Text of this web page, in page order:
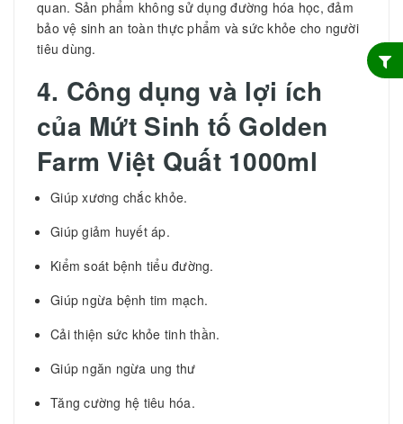
quan. Sản phẩm không sử dụng đường hóa học, đảm
bảo vệ sinh an toàn thực phẩm và sức khỏe cho người
tiêu dùng.
4. Công dụng và lợi ích
của Mứt Sinh tố Golden
Farm Việt Quất 1000ml
Giúp xương chắc khỏe.
Giúp giảm huyết áp.
Kiểm soát bệnh tiểu đường.
Giúp ngừa bệnh tim mạch.
Cải thiện sức khỏe tinh thần.
Giúp ngăn ngừa ung thư
Tăng cường hệ tiêu hóa.